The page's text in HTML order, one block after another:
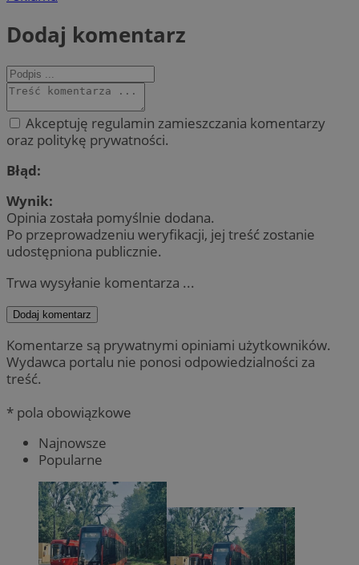
Dodaj komentarz
Akceptuję regulamin zamieszczania komentarzy
oraz politykę prywatności.
Błąd:
Wynik:
Opinia została pomyślnie dodana.
Po przeprowadzeniu weryfikacji, jej treść zostanie
udostępniona publicznie.
Trwa wysyłanie komentarza ...
Dodaj komentarz
Komentarze są prywatnymi opiniami użytkowników.
Wydawca portalu nie ponosi odpowiedzialności za
treść.
* pola obowiązkowe
Najnowsze
Popularne